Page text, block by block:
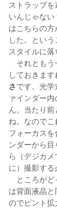
ストラップ
いんじゃな
はこちらの
した。とい
スタイルに落
それともう
しておきま
さです。光学
ァインダー
ん。当たり前
ね。なので
フォーカスを
ンダーから
ら（デジカメ
に）撮影する
ところがど
は背面液晶
のでピント拡